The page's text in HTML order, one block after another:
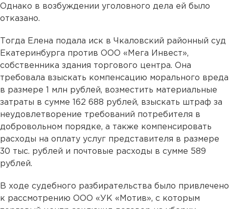
Однако в возбуждении уголовного дела ей было
отказано.
Тогда Елена подала иск в Чкаловский районный суд
Екатеринбурга против ООО «Мега Инвест»,
собственника здания торгового центра. Она
требовала взыскать компенсацию морального вреда
в размере 1 млн рублей, возместить материальные
затраты в сумме 162 688 рублей, взыскать штраф за
неудовлетворение требований потребителя в
добровольном порядке, а также компенсировать
расходы на оплату услуг представителя в размере
30 тыс. рублей и почтовые расходы в сумме 589
рублей.
В ходе судебного разбирательства было привлечено
к рассмотрению ООО «УК «Мотив», с которым